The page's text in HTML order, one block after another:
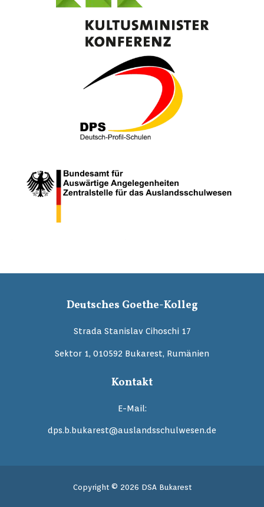
Deutsches Goethe-Kolleg
Strada Stanislav Cihoschi 17
Sektor 1, 010592 Bukarest, Rumänien
Kontakt
E-Mail:
dps.b.bukarest@auslandsschulwesen.de
Copyright © 2026 DSA Bukarest